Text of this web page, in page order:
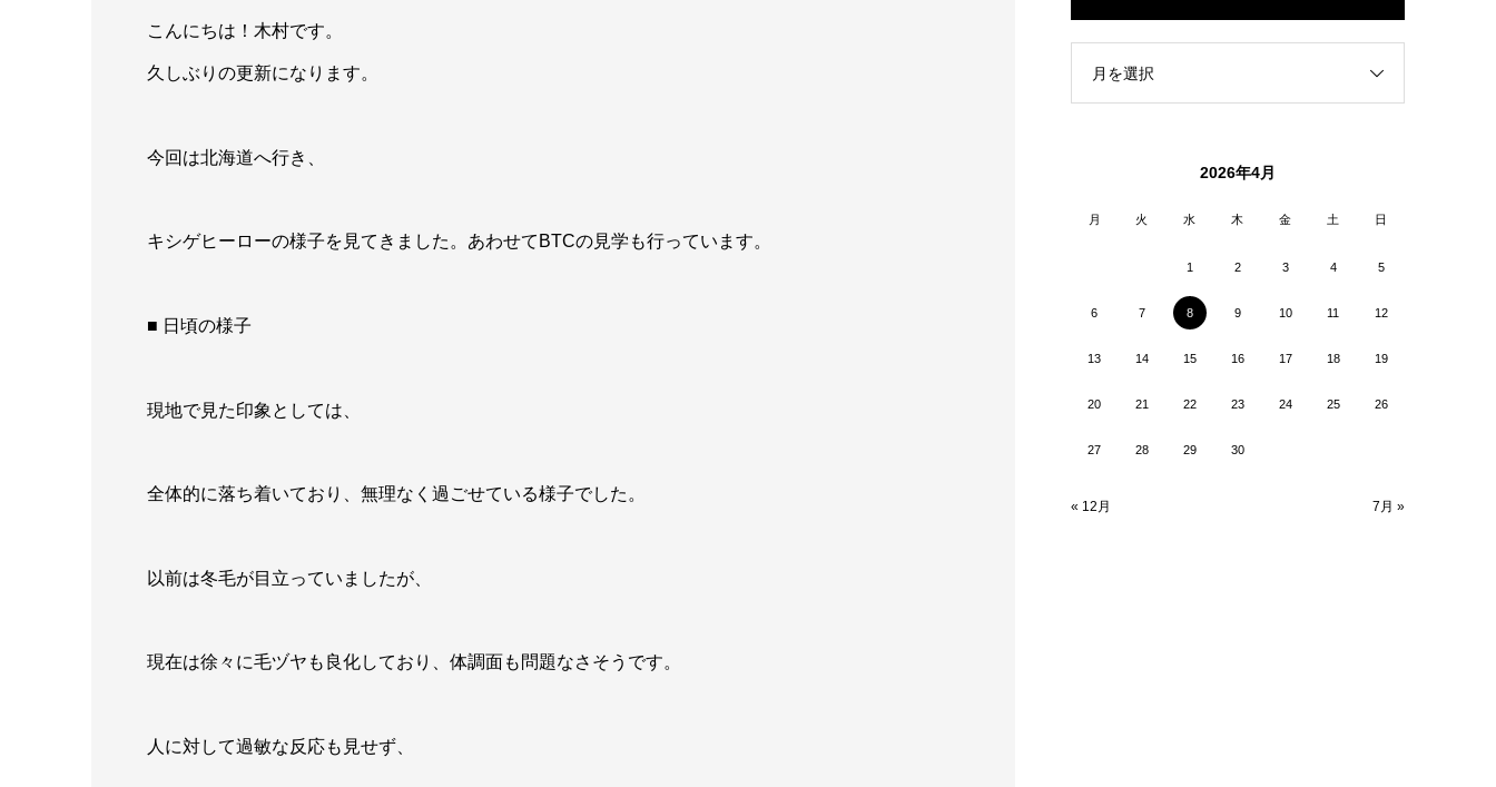
こんにちは！木村です。
久しぶりの更新になります。
今回は北海道へ行き、
キシゲヒーローの様子を見てきました。あわせてBTCの見学も行っています。
■ 日頃の様子
現地で見た印象としては、
全体的に落ち着いており、無理なく過ごせている様子でした。
以前は冬毛が目立っていましたが、
現在は徐々に毛ヅヤも良化しており、体調面も問題なさそうです。
人に対して過敏な反応も見せず、
月を選択
2026年4月
月 火 水 木 金 土 日
1 2 3 4 5
6 7 8 9 10 11 12
13 14 15 16 17 18 19
20 21 22 23 24 25 26
27 28 29 30
« 12月 7月 »